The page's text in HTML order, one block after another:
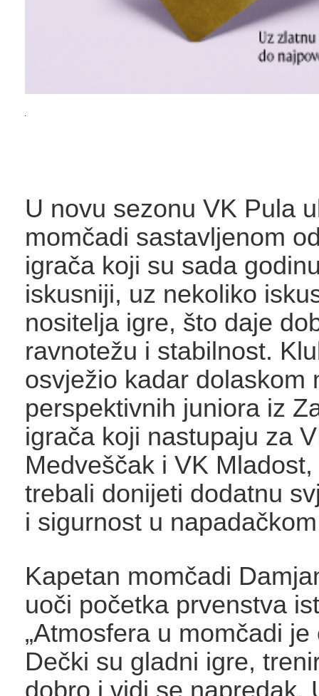
U novu sezonu VK Pula
momčadi sastavljenom
igrača koji su sada
iskusniji, uz nekoliko
nositelja igre, što daje
ravnotežu i stabilnost.
osvježio kadar dolaskom
perspektivnih juniora iz
igrača koji nastupaju za
Medveščak i VK
trebali donijeti dodatnu
i sigurnost u
Kapetan momčadi
uoči početka prvenstva
„Atmosfera u momčadi je
Dečki su gladni igre,